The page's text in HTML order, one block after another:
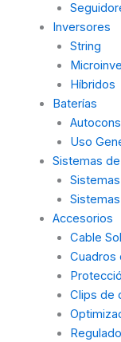
Inversores
String
Híbridos
Baterías
Uso
Sistemas
Accesorios
Cable
Cuadros
Clips de